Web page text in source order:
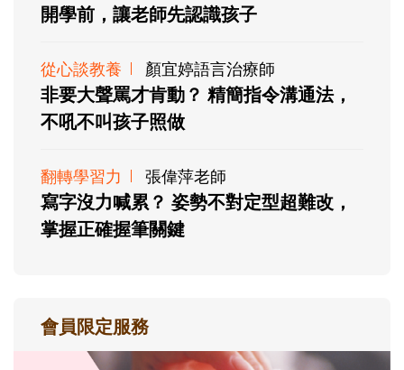
開學前，讓老師先認識孩子
從心談教養 顏宜婷語言治療師
非要大聲罵才肯動？ 精簡指令溝通法，
不吼不叫孩子照做
翻轉學習力 張偉萍老師
寫字沒力喊累？ 姿勢不對定型超難改，
掌握正確握筆關鍵
會員限定服務